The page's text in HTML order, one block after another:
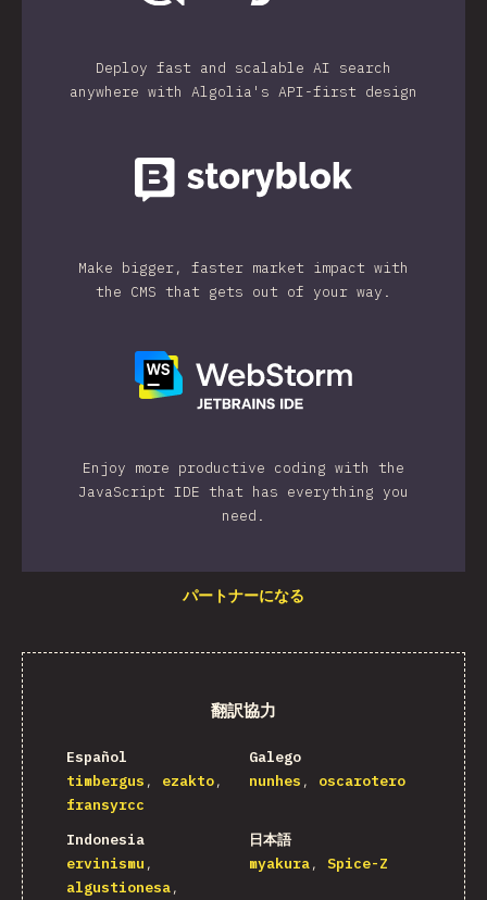
Deploy fast and scalable AI search
anywhere with Algolia's API-first design
Make bigger, faster market impact with
the CMS that gets out of your way.
Enjoy more productive coding with the
JavaScript IDE that has everything you
need.
パートナーになる
翻訳協力
Español
timbergus
ezakto
fransyrcc
Galego
nunhes
oscarotero
Indonesia
ervinismu
algustionesa
日本語
myakura
Spice-Z